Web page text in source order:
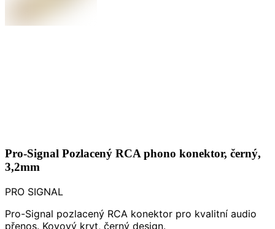
Pro-Signal Pozlacený RCA phono konektor, černý,
3,2mm
PRO SIGNAL
Pro-Signal pozlacený RCA konektor pro kvalitní audio
přenos. Kovový kryt, černý design.